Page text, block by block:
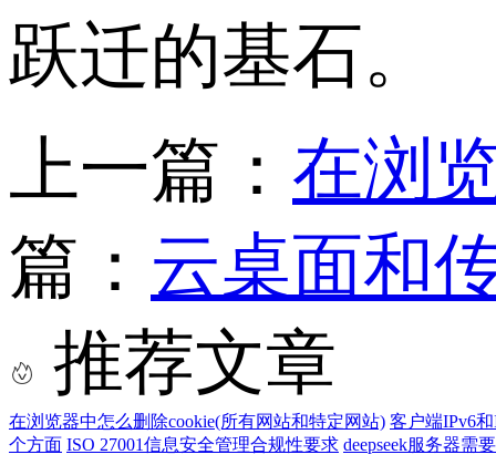
跃迁的基石。
上一篇： 在浏
篇： 云桌面和
推荐文章
在浏览器中怎么删除cookie(所有网站和特定网站) 客户端IPv6
个方面 ISO 27001信息安全管理合规性要求 deepseek服务器需